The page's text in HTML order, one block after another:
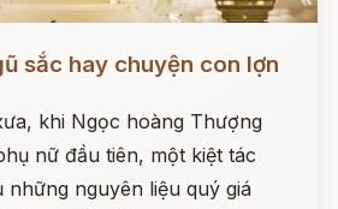
sắc hay chuyện con lợn
khi Ngọc hoàng Thượng
nữ đầu tiên, một kiệt tác
những nguyên liệu quý giá